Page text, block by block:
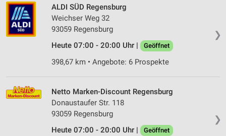
❯
ALDI SÜD Regensburg
Weichser Weg 32
93059 Regensburg
Heute 07:00 - 20:00 Uhr |
Geöffnet
398,67 km • Angebote: 6 Prospekte
❯
Netto Marken-Discount Regensburg
Donaustaufer Str. 118
93059 Regensburg
Heute 07:00 - 20:00 Uhr |
Geöffnet